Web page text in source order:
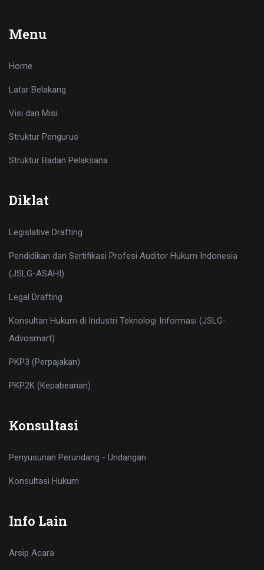
Menu
Home
Latar Belakang
Visi dan Misi
Struktur Pengurus
Struktur Badan Pelaksana
Diklat
Legislative Drafting
Pendidikan dan Sertifikasi Profesi Auditor Hukum Indonesia
(JSLG-ASAHI)
Legal Drafting
Konsultan Hukum di Industri Teknologi Informasi (JSLG-
Advosmart)
PKP3 (Perpajakan)
PKP2K (Kepabeanan)
Konsultasi
Penyusunan Perundang - Undangan
Konsultasi Hukum
Info Lain
Arsip Acara